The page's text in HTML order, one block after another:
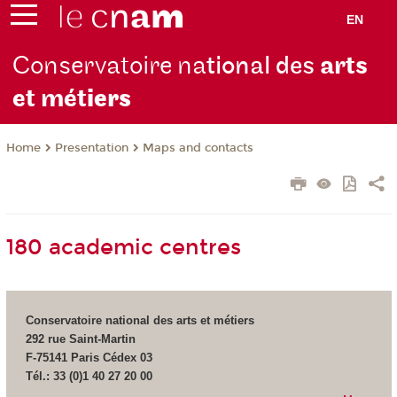
EN
Conservatoire national des arts
et métiers
Home Presentation Maps and contacts
180 academic centres
Conservatoire national des arts et métiers
292 rue Saint-Martin
F-75141 Paris Cédex 03
Tél.: 33 (0)1 40 27 20 00